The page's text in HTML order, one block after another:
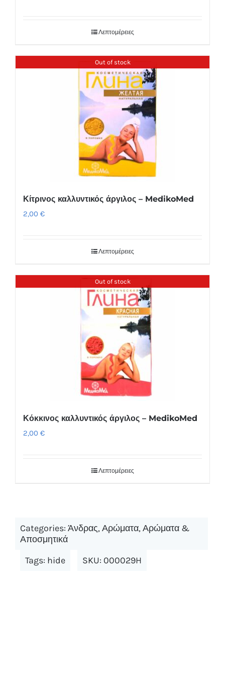
Λεπτομέρειες
Out of stock
Κίτρινος καλλυντικός άργιλος – MedikoMed
2,00 €
Λεπτομέρειες
Out of stock
Κόκκινος καλλυντικός άργιλος – MedikoMed
2,00 €
Λεπτομέρειες
Categories: Άνδρας,Αρώματα,Αρώματα &
Αποσμητικά
Tags: hide SKU: 000029H